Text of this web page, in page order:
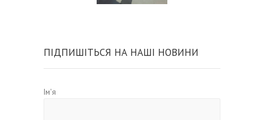
ПІДПИШІТЬСЯ НА НАШІ НОВИНИ
Ім'я